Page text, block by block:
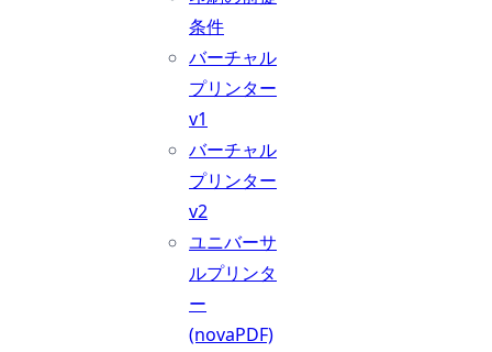
条件
バーチャル
プリンター
v1
バーチャル
プリンター
v2
ユニバーサ
ルプリンタ
ー
(novaPDF)